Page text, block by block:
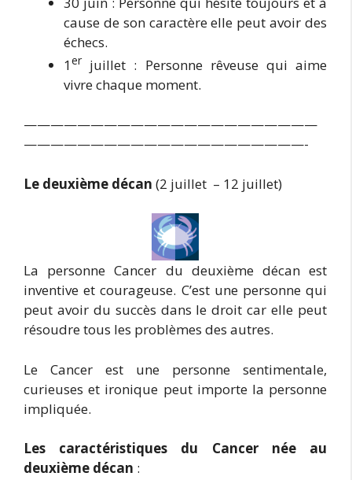
cause de son caractère elle peut avoir des
échecs.
1erjuillet : Personne rêveuse qui aime
vivre chaque moment.
——————————————————————
—————————————————————-
Le deuxième décan (2 juillet – 12 juillet)
La personne Cancer du deuxième décan est
inventive et courageuse. C’est une personne qui
peut avoir du succès dans le droit car elle peut
résoudre tous les problèmes des autres.
Le Cancer est une personne sentimentale,
curieuses et ironique peut importe la personne
impliquée.
Les caractéristiques du Cancer née au
deuxième décan :